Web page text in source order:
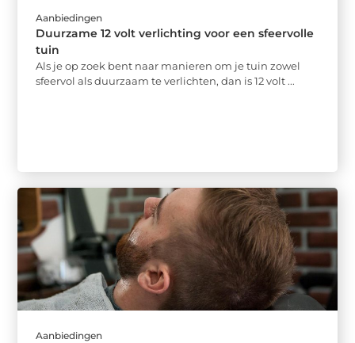
Aanbiedingen
Duurzame 12 volt verlichting voor een sfeervolle
tuin
Als je op zoek bent naar manieren om je tuin zowel
sfeervol als duurzaam te verlichten, dan is 12 volt ...
Aanbiedingen